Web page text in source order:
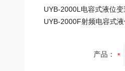
UYB-2000L电容式液位变
产品：